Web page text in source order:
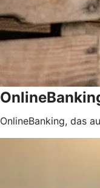
OnlineBanking, das